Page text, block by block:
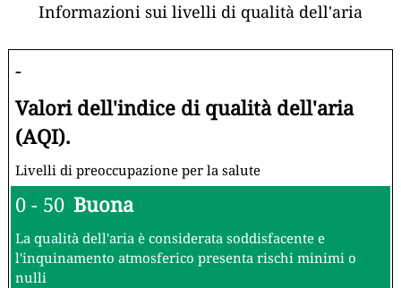
Informazioni sui livelli di qualità dell'aria
-
Valori dell'indice di qualità dell'aria
(AQI).
Livelli di preoccupazione per la salute
0 - 50 Buona
La qualità dell'aria è considerata soddisfacente e
l'inquinamento atmosferico presenta rischi minimi o
nulli